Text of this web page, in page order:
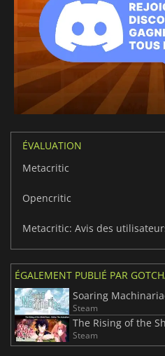
ÉVALUATION
Metacritic
Opencritic
Metacritic: Avis des
ÉGALEMENT PUBLIÉ PAR
Soaring
Steam
Steam